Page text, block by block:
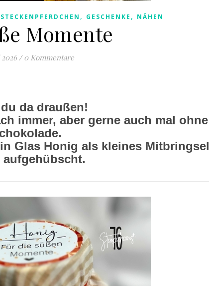
, GESCHENKE , NÄHEN
Momente
/ 0 Kommentare
da draußen!
immer, aber gerne auch mal ohne
Glas Honig als kleines Mitbringsel
aufgehübscht.